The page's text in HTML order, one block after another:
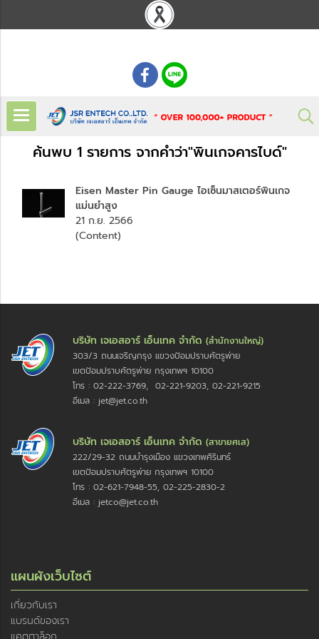
ค้นพบ 1 รายการ จากคำว่า"พินเกจคารไบด์"
Eisen Master Pin Gauge ไอเซ็นมาสเตอร์พินเกจ
แม่นยำสูง
21 ก.ย. 2566
(Content)
บริษัท เจเอสอาร์ เอ็นเทค จำกัด (สำนักงานใหญ่)
303/3 ถนนเจริญกรุง แขวงป้อมปราบศัตรูพ่าย
เขตป้อมปราบศัตรูพ่าย กรุงเทพฯ 10100
โทร : 02-222-3769, 02-221-9203, 02-221-9215
อีเมล : jet@jet.co.th
บริษัท เจเอสอาร์ เอ็นเทค จำกัด (สาขายศเส)
222/29-32 ถนนบำรุงเมือง แขวงเทพศิรินทร์
เขตป้อมปราบศัตรูพ่าย กรุงเทพฯ 10100
โทร : 02-621-7948-55, 02-225-2830-2
อีเมล : jetco@jet.co.th
แผนผังเว็บไซต์
เกี่ยวกับเรา
แบรนด์ของเรา